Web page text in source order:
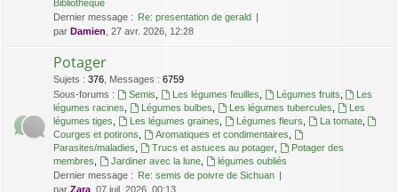
Bibliothèque
Dernier message : Re: presentation de gerald
par Damien , 27 avr. 2026, 12:28
Potager
Sujets : 376 Messages : 6759
Sous-forums :
Semis Les légumes feuilles Légumes fruits
Les
légumes racines
Légumes bulbes Les légumes tubercules
Les
légumes tiges
Les légumes graines Légumes fleurs La tomate,
Courges et potirons
Aromatiques et condimentaires
Parasites/maladies
Trucs et astuces au potager,
Potager des
membres
Jardiner avec la lune,
légumes oubliés
Dernier message : Re: semis de poivre de Sichuan
par Zara , 07 juil. 2026, 00:13